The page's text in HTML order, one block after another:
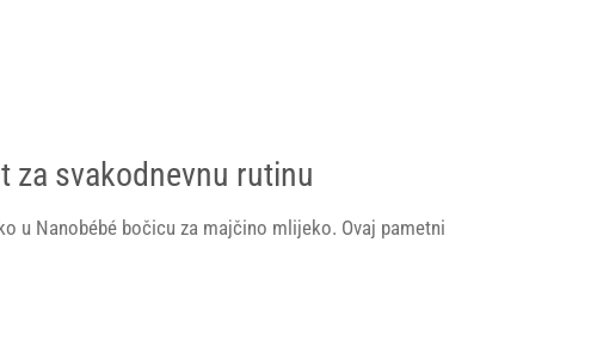
za svakodnevnu rutinu
u Nanobébé bočicu za majčino mlijeko. Ovaj pametni